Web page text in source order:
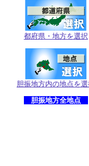
都府県・地方を選択
胆振地方内の地点を選
胆振地方全地点